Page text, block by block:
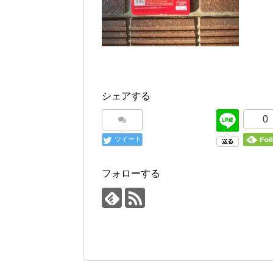
シェアする
ツイート
0
フォローする